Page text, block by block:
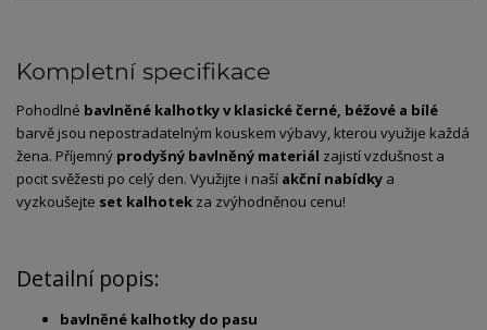
Kompletní specifikace
Pohodlné bavlněné kalhotky v klasické černé, béžové a bílé
barvě jsou nepostradatelným kouskem výbavy, kterou využije každá
žena. Příjemný prodyšný bavlněný materiál zajistí vzdušnost a
pocit svěžesti po celý den. Využijte i naší akční nabídky a
vyzkoušejte set kalhotek za zvýhodněnou cenu!
Detailní popis:
bavlněné kalhotky do pasu